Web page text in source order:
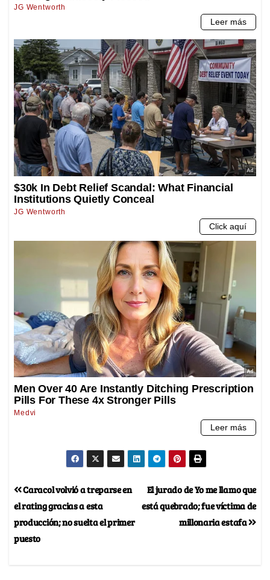
El jurado de Yo me llamo que
está quebrado; fue víctima de
millonaria estafa
Caracol volvió a treparse en
el rating gracias a esta
producción; no suelta el primer
puesto